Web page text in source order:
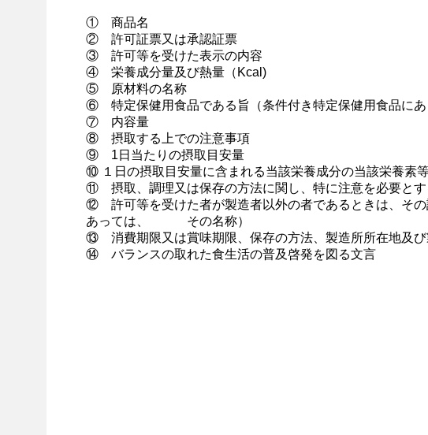
① 商品名
② 許可証票又は承認証票
③ 許可等を受けた表示の内容
④ 栄養成分量及び熱量（Kcal)
⑤ 原材料の名称
⑥ 特定保健用食品である旨（条件付き特定保健用食品にあ
⑦ 内容量
⑧ 摂取する上での注意事項
⑨ 1日当たりの摂取目安量
⑩ １日の摂取目安量に含まれる当該栄養成分の当該栄養素
⑪ 摂取、調理又は保存の方法に関し、特に注意を必要とす
⑫ 許可等を受けた者が製造者以外の者であるときは、そ
あっては、 その名称）
⑬ 消費期限又は賞味期限、保存の方法、製造所所在地及び
⑭ バランスの取れた食生活の普及啓発を図る文言